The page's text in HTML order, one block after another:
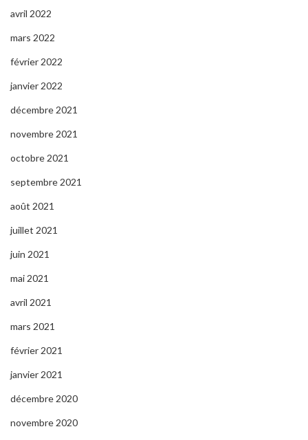
avril 2022
mars 2022
février 2022
janvier 2022
décembre 2021
novembre 2021
octobre 2021
septembre 2021
août 2021
juillet 2021
juin 2021
mai 2021
avril 2021
mars 2021
février 2021
janvier 2021
décembre 2020
novembre 2020